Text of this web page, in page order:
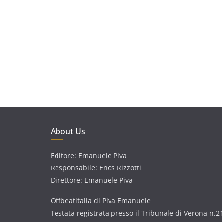
About Us
Editore: Emanuele Piva
Responsabile: Enos Rizzotti
Direttore: Emanuele Piva
Offbeatitalia di Piva Emanuele
Testata registrata presso il Tribunale di Verona